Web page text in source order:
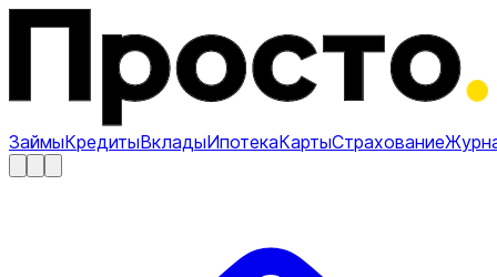
ЗаймыКредитыВкладыИпотекаКартыСтрахование